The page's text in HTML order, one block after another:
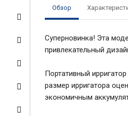
Обзор
Суперновинка! Эта
привлекательный
Портативный
размер ирригатора
экономичным